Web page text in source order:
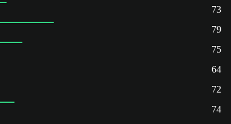
73
79
75
64
72
74